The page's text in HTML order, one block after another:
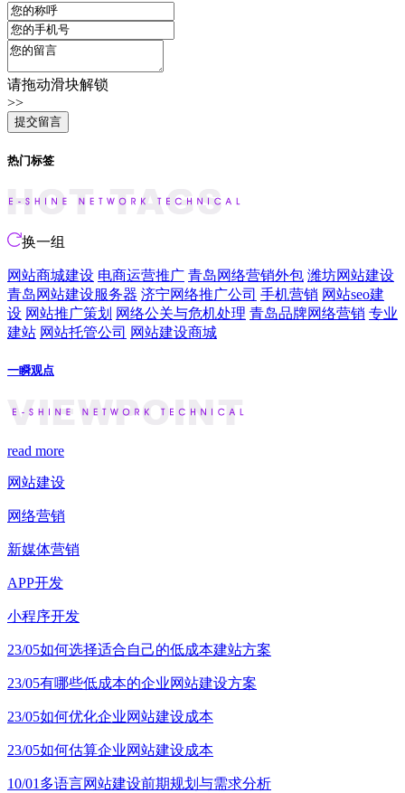
请拖动滑块解锁
>>
热门标签
换一组
网站商城建设 电商运营推广 青岛网络营销外包 潍坊网站建设
青岛网站建设服务器 济宁网络推广公司 手机营销 网站seo建
设 网站推广策划 网络公关与危机处理 青岛品牌网络营销 专业
建站 网站托管公司 网站建设商城
一瞬观点
read more
网站建设
网络营销
新媒体营销
APP开发
小程序开发
23/05如何选择适合自己的低成本建站方案
23/05有哪些低成本的企业网站建设方案
23/05如何优化企业网站建设成本
23/05如何估算企业网站建设成本
10/01 多语言网站建设前期规划与需求分析